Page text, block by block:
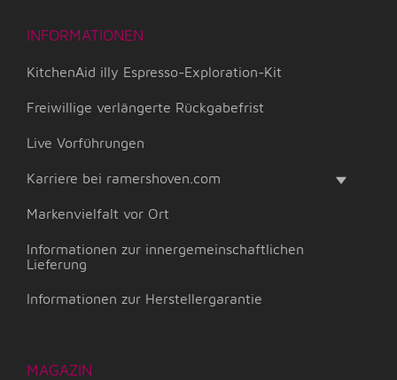
INFORMATIONEN
KitchenAid illy Espresso-Exploration-Kit
Freiwillige verlängerte Rückgabefrist
Live Vorführungen
Karriere bei ramershoven.com
Markenvielfalt vor Ort
Informationen zur innergemeinschaftlichen
Lieferung
Informationen zur Herstellergarantie
MAGAZIN